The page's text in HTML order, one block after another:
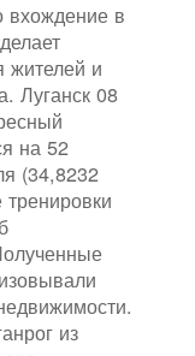
вхождение в
жителей и
Луганск 08
на 52
(34,8232
из